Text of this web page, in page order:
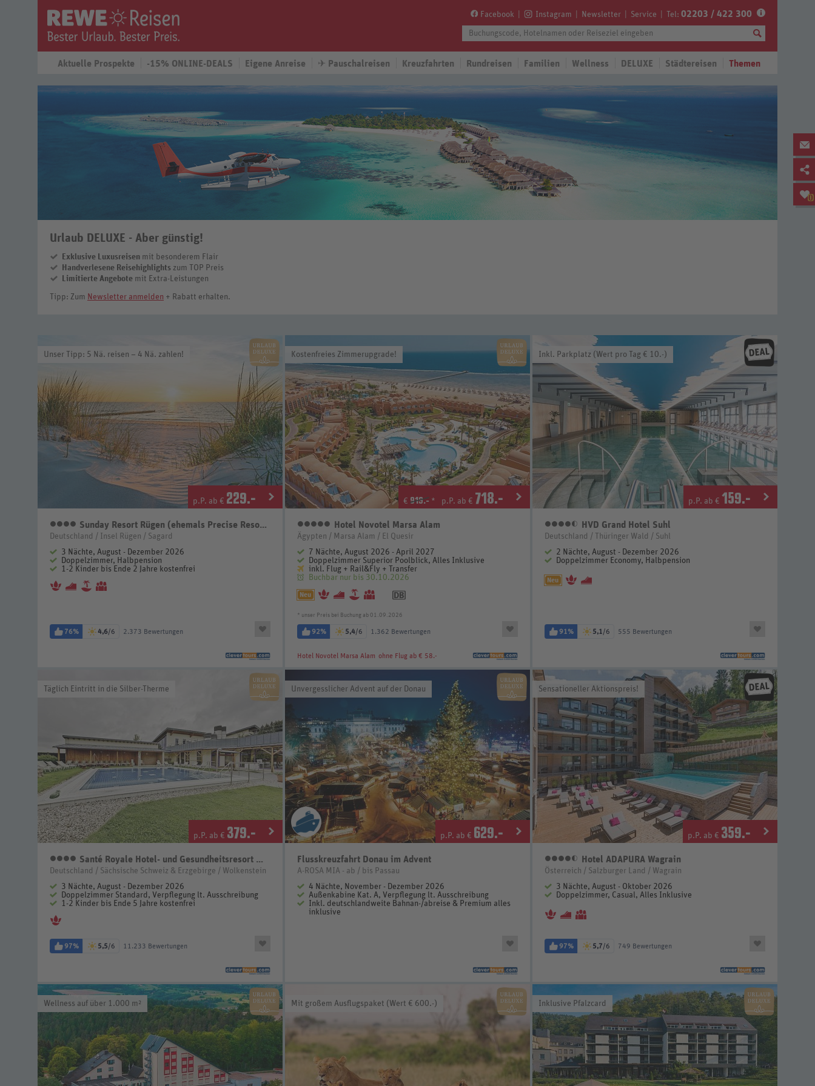
Facebook Instagram Newsletter Service Tel: 02203 / 422 300
Aktuelle Prospekte -15% ONLINE-DEALS Eigene Anreise ✈ Pauschalreisen Kreuzfahrten Rundreisen Familien Wellness DELUXE Städtereisen Themen
0
Urlaub DELUXE - Aber günstig!
Exklusive Luxusreisen mit besonderem Flair
Handverlesene Reisehighlights zum TOP Preis
Limitierte Angebote mit Extra-Leistungen
Tipp: Zum Newsletter anmelden + Rabatt erhalten.
Unser Tipp: 5 Nä. reisen – 4 Nä. zahlen!
p.P. ab € 229.-
4 Sterne
Sunday Resort Rügen (ehemals Precise Resort Rügen)
Deutschland / Insel Rügen / Sagard
3 Nächte, August - Dezember 2026
Doppelzimmer, Halbpension
1-2 Kinder bis Ende 2 Jahre kostenfrei
76% 4,6/6 2.373 Bewertungen
Kostenfreies Zimmerupgrade!
€ 919.- * p.P. ab € 718.-
5 Sterne
Hotel Novotel Marsa Alam
Ägypten / Marsa Alam / El Quesir
7 Nächte, August 2026 - April 2027
Doppelzimmer Superior Poolblick, Alles Inklusive
inkl. Flug + Rail&Fly + Transfer
Buchbar nur bis 30.10.2026
Neu
* unser Preis bei Buchung ab 01.09.2026
92% 5,4/6 1.362 Bewertungen
Hotel Novotel Marsa Alam ohne Flug ab € 58.-
Inkl. Parkplatz (Wert pro Tag € 10.-)
p.P. ab € 159.-
4,5 Sterne
HVD Grand Hotel Suhl
Deutschland / Thüringer Wald / Suhl
2 Nächte, August - Dezember 2026
Doppelzimmer Economy, Halbpension
Neu
91% 5,1/6 555 Bewertungen
Täglich Eintritt in die Silber-Therme
p.P. ab € 379.-
4 Sterne
Santé Royale Hotel- und Gesundheitsresort Wolkenstein-Warmbad
Deutschland / Sächsische Schweiz & Erzgebirge / Wolkenstein
3 Nächte, August - Dezember 2026
Doppelzimmer Standard, Verpflegung lt. Ausschreibung
1-2 Kinder bis Ende 5 Jahre kostenfrei
97% 5,5/6 11.233 Bewertungen
Unvergesslicher Advent auf der Donau
p.P. ab € 629.-
Flusskreuzfahrt Donau im Advent
A-ROSA MIA - ab / bis Passau
4 Nächte, November - Dezember 2026
Außenkabine Kat. A, Verpflegung lt. Ausschreibung
Inkl. deutschlandweite Bahnan-/abreise & Premium alles
inklusive
Sensationeller Aktionspreis!
p.P. ab € 359.-
4,5 Sterne
Hotel ADAPURA Wagrain
Österreich / Salzburger Land / Wagrain
3 Nächte, August - Oktober 2026
Doppelzimmer, Casual, Alles Inklusive
97% 5,7/6 749 Bewertungen
Wellness auf über 1.000 m² Mit großem Ausflugspaket (Wert € 600.-) Inklusive Pfalzcard